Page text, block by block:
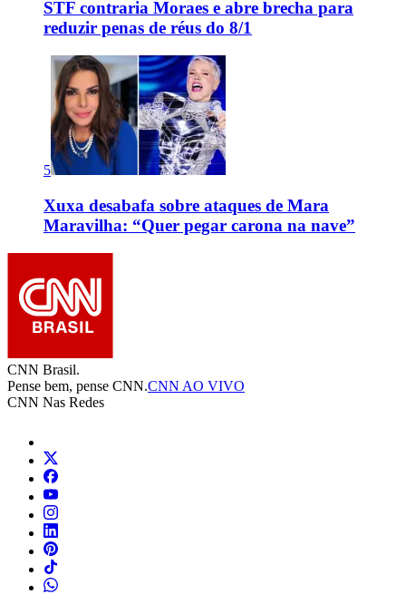
STF contraria Moraes e abre brecha para
reduzir penas de réus do 8/1
5
Xuxa desabafa sobre ataques de Mara
Maravilha: “Quer pegar carona na nave”
CNN Brasil.
Pense bem, pense CNN.CNN AO VIVO
CNN Nas Redes